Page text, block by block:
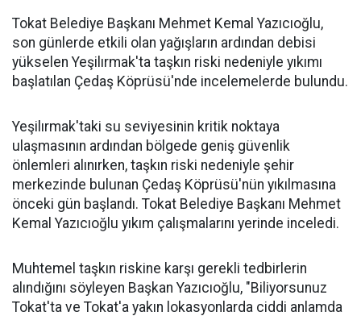
Tokat Belediye Başkanı Mehmet Kemal Yazıcıoğlu,
son günlerde etkili olan yağışların ardından debisi
yükselen Yeşilırmak'ta taşkın riski nedeniyle yıkımı
başlatılan Çedaş Köprüsü'nde incelemelerde bulundu.
Yeşilırmak'taki su seviyesinin kritik noktaya
ulaşmasının ardından bölgede geniş güvenlik
önlemleri alınırken, taşkın riski nedeniyle şehir
merkezinde bulunan Çedaş Köprüsü'nün yıkılmasına
önceki gün başlandı. Tokat Belediye Başkanı Mehmet
Kemal Yazıcıoğlu yıkım çalışmalarını yerinde inceledi.
Muhtemel taşkın riskine karşı gerekli tedbirlerin
alındığını söyleyen Başkan Yazıcıoğlu, "Biliyorsunuz
Tokat'ta ve Tokat'a yakın lokasyonlarda ciddi anlamda